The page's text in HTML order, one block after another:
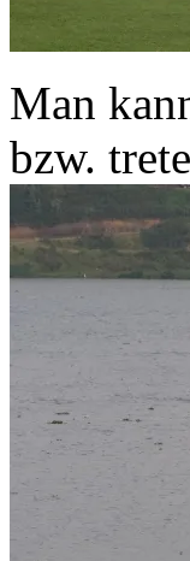
Man
bzw.